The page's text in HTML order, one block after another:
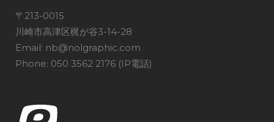
〒213-0015
川崎市高津区梶が谷3-14-28
Email: nb@nolgraphic.com
Phone: 050 3562 2176 (IP電話)